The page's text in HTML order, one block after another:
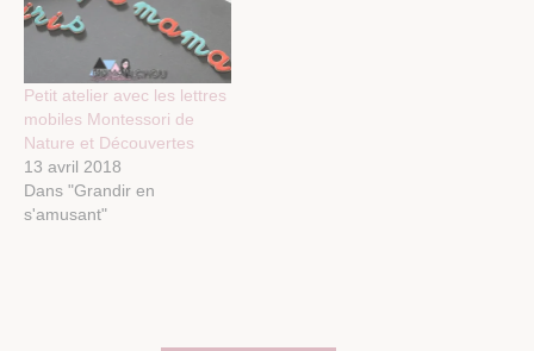
Petit atelier avec les lettres
mobiles Montessori de
Nature et Découvertes
13 avril 2018
Dans "Grandir en
s'amusant"